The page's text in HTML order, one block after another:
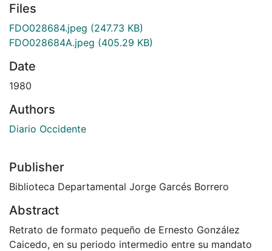
Files
FDO028684.jpeg (247.73 KB)
FDO028684A.jpeg (405.29 KB)
Date
1980
Authors
Diario Occidente
Publisher
Biblioteca Departamental Jorge Garcés Borrero
Abstract
Retrato de formato pequeño de Ernesto González
Caicedo, en su periodo intermedio entre su mandato